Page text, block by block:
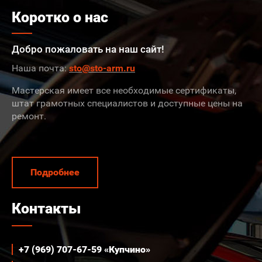
Коротко о нас
Добро пожаловать на наш сайт!
Наша почта:sto@sto-arm.ru
Мастерская имеет все необходимые сертификаты,
штат грамотных специалистов и доступные цены на
ремонт.
Подробнее
Контакты
+7 (969) 707-67-59 «Купчино»